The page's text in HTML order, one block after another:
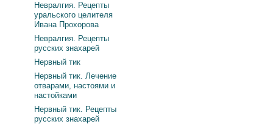
Невралгия. Рецепты
уральского целителя
Ивана Прохорова
Невралгия. Рецепты
русских знахарей
Нервный тик
Нервный тик. Лечение
отварами, настоями и
настойками
Нервный тик. Рецепты
русских знахарей